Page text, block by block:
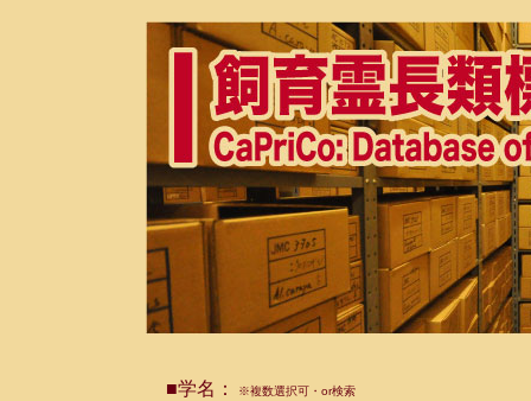
■学名： ※複数選択可・or検索